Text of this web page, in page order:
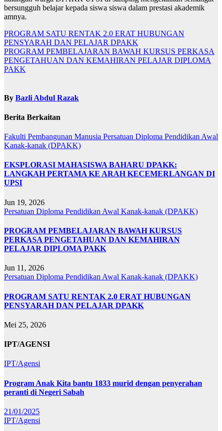
bersungguh belajar kepada siswa siswa dalam prestasi akademik
amnya.
Navigasi
kiriman
PROGRAM SATU RENTAK 2.0 ERAT HUBUNGAN
PENSYARAH DAN PELAJAR DPAKK
PROGRAM PEMBELAJARAN BAWAH KURSUS PERKASA
PENGETAHUAN DAN KEMAHIRAN PELAJAR DIPLOMA
PAKK
By Bazli Abdul Razak
Berita Berkaitan
Fakulti Pembangunan Manusia Persatuan Diploma Pendidikan Awal
Kanak-kanak (DPAKK)
EKSPLORASI MAHASISWA BAHARU DPAKK:
LANGKAH PERTAMA KE ARAH KECEMERLANGAN DI
UPSI
Jun 19, 2026
Persatuan Diploma Pendidikan Awal Kanak-kanak (DPAKK)
PROGRAM PEMBELAJARAN BAWAH KURSUS
PERKASA PENGETAHUAN DAN KEMAHIRAN
PELAJAR DIPLOMA PAKK
Jun 11, 2026
Persatuan Diploma Pendidikan Awal Kanak-kanak (DPAKK)
PROGRAM SATU RENTAK 2.0 ERAT HUBUNGAN
PENSYARAH DAN PELAJAR DPAKK
Mei 25, 2026
IPT/AGENSI
IPT/Agensi
Program Anak Kita bantu 1833 murid dengan penyerahan
peranti di Negeri Sabah
21/01/2025
IPT/Agensi